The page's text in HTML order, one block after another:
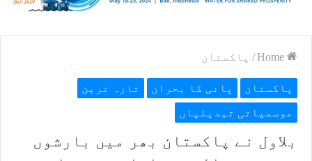
/ پاکستان
پاکستان پانی کا بحران تازہ ترین
موسمیاتی تبدیلیاں
بلاول نے پاکستان بھر میں بارشوں